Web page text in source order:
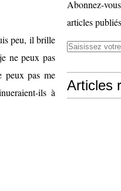
peu, il brille
ne peux pas
peux pas me
ils à
Abonnez-
articles
Articles